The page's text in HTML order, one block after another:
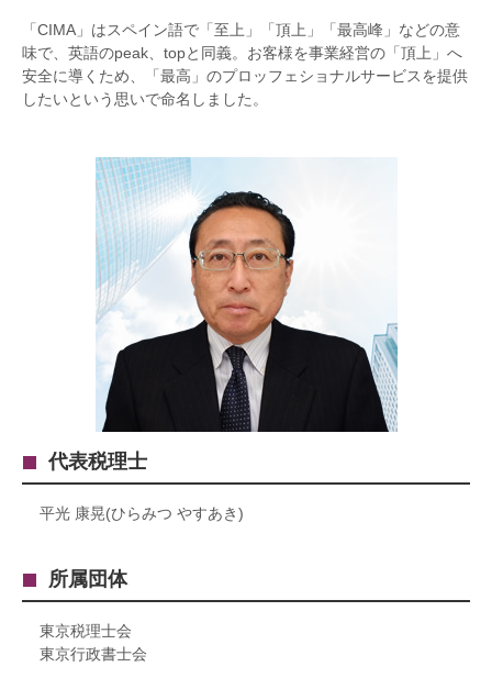
「CIMA」はスペイン語で「至上」「頂上」「最高峰」などの意
味で、英語のpeak、topと同義。お客様を事業経営の「頂上」へ
安全に導くため、「最高」のプロッフェショナルサービスを提供
したいという思いで命名しました。
代表税理士
平光 康晃(ひらみつ やすあき)
所属団体
東京税理士会
東京行政書士会